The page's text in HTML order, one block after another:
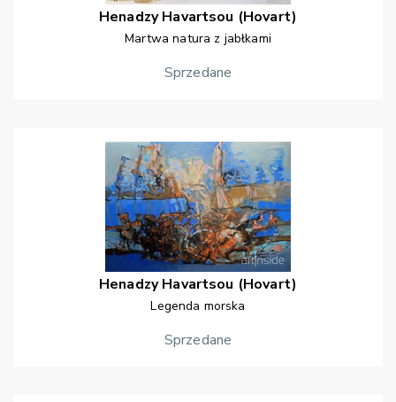
Henadzy Havartsou (Hovart)
Martwa natura z jabłkami
Sprzedane
Henadzy Havartsou (Hovart)
Legenda morska
Sprzedane